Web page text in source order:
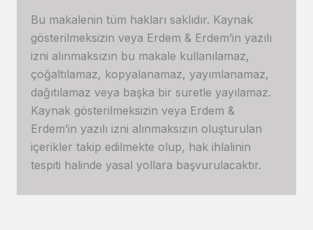
Bu makalenin tüm hakları saklıdır. Kaynak
gösterilmeksizin veya Erdem & Erdem’in yazılı
izni alınmaksızın bu makale kullanılamaz,
çoğaltılamaz, kopyalanamaz, yayımlanamaz,
dağıtılamaz veya başka bir suretle yayılamaz.
Kaynak gösterilmeksizin veya Erdem &
Erdem’in yazılı izni alınmaksızın oluşturulan
içerikler takip edilmekte olup, hak ihlalinin
tespiti halinde yasal yollara başvurulacaktır.